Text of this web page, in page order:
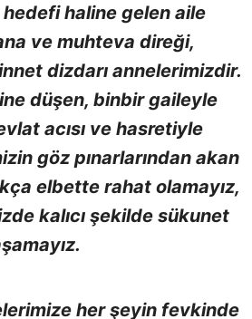
haline gelen aile
ve muhteva direği,
dizdarı annelerimizdir.
düşen, binbir gaileyle
acısı ve hasretiyle
göz pınarlarından akan
elbette rahat olamayız,
kalıcı şekilde sükunet
her şeyin fevkinde